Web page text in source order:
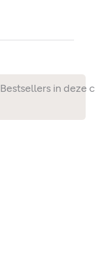
Bestsellers in deze